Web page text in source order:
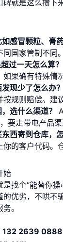
就是这么攒下来
感冒颗粒、膏药
国家管制不同
过一天怎么算？
果确有特殊情
现少了怎么办？
规则赔偿。建
选什么渠道？
要走带电产品
西寄到仓库，怎
的客户代码。
始
找个“能替你
优劣，不哄不
。
132 2639 0888